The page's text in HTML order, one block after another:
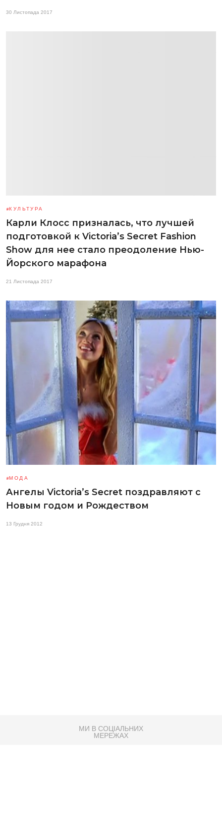
30 Листопада 2017
КУЛЬТУРА
Карли Клосс призналась, что лучшей
подготовкой к Victoria’s Secret Fashion
Show для нее стало преодоление Нью-
Йорского марафона
21 Листопада 2017
МОДА
Ангелы Victoria’s Secret поздравляют с
Новым годом и Рождеством
13 Грудня 2012
МИ В СОЦІАЛЬНИХ
МЕРЕЖАХ